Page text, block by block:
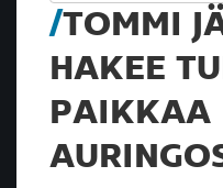
TOMMI
HAKEE
PAIKKAA